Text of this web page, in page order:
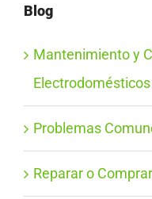
Blog
Mantenimiento y
Electrodomésticos
Problemas
Reparar o